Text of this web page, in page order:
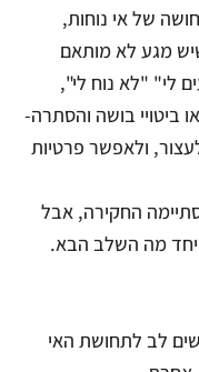
של אי נוחות,
מגע לא מותאם
לי" "לא נוח לי",
בושה והסתרה-
ולאפשר פרטיות
החקירה, אבל
יחד מה השלב הבא.
לב לתחושת האי